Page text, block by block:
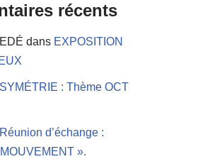
récents
dans EXPOSITION
SYMÉTRIE : Thème OCT
Réunion d’échange :
».